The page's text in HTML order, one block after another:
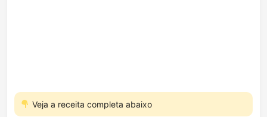
Veja a receita completa abaixo